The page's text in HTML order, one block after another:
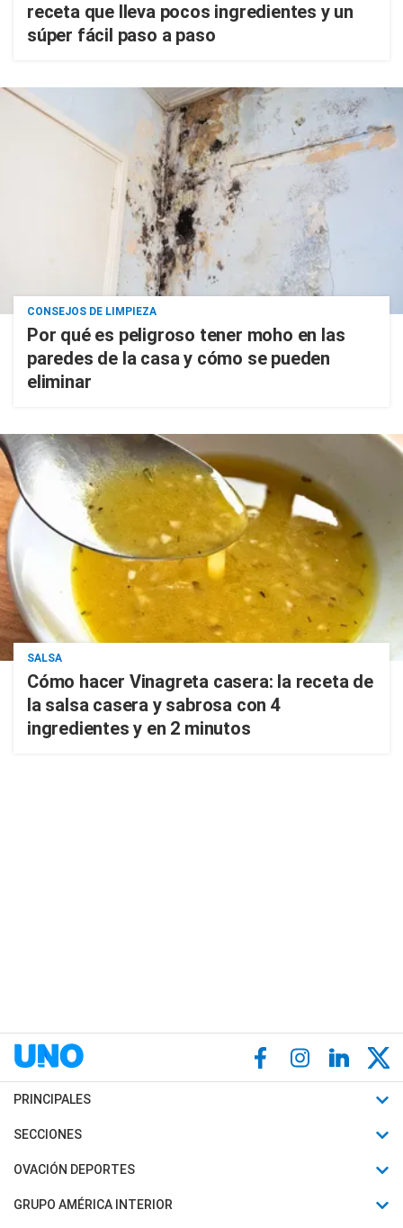
receta que lleva pocos ingredientes y un
súper fácil paso a paso
CONSEJOS DE LIMPIEZA
Por qué es peligroso tener moho en las
paredes de la casa y cómo se pueden
eliminar
SALSA
Cómo hacer Vinagreta casera: la receta de
la salsa casera y sabrosa con 4
ingredientes y en 2 minutos
PRINCIPALES
Últimas Noticias
Política
SECCIONES
Horóscopo
Motores
OVACIÓN DEPORTES
Fútbol
GRUPO AMÉRICA INTERIOR